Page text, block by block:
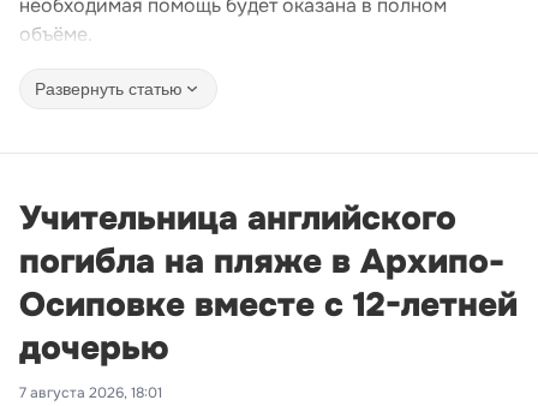
необходимая помощь будет оказана в полном
объёме.
Развернуть статью
Учительница английского
погибла на пляже в Архипо-
Осиповке вместе с 12-летней
дочерью
7 августа 2026, 18:01